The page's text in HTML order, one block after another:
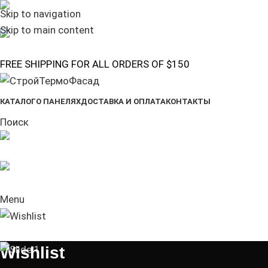
Skip to navigation
Skip to main content
(+035) 527-1710-70
FREE SHIPPING FOR ALL ORDERS OF $150
КАТАЛОГО ПАНЕЛЯХДОСТАВКА И ОПЛАТАКОНТАКТЫ
Поиск
Menu
Wishlist